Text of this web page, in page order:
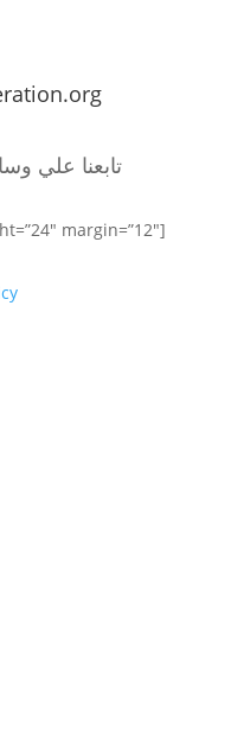
تابعنا علي
margin=”12″]